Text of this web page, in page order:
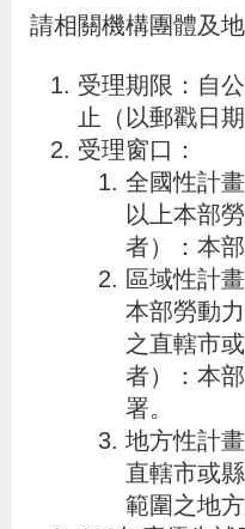
業
請相關機構團體及
受理期限：自
止（以郵戳日期
受理窗口：
全國性計
以上本部
者）：本
區域性計
本部勞動
之直轄市
者）：本
署。
地方性計
直轄市或
範圍之地方